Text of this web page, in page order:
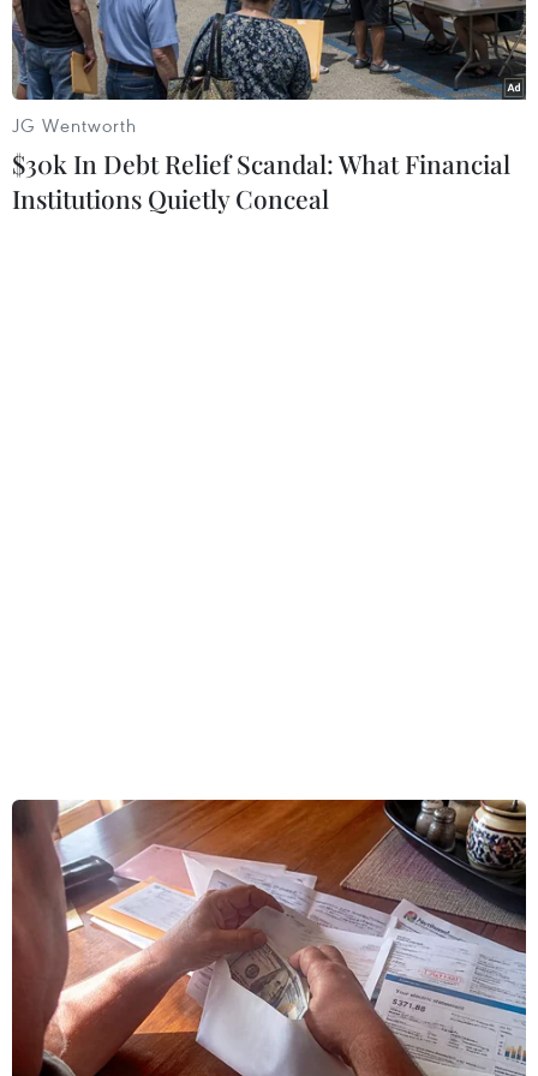
(PSI) trên đảo Jeju trước đó một ngày.
[Hàn Quốc thu hẹp quy mô cuộc tập trận
Eastern Endeavor 23]
Cuộc tập trận liên quan đến các thủ tục trao đổi
thông tin về một tàu giả định bị nghi ngờ mang
WMD, theo dõi con tàu, sau đó là các hoạt động
tìm kiếm trên tàu của nhân viên Cảnh sát biển
JG Wentworth
$30k In Debt Relief Scandal: What Financial
Institutions Quietly Conceal